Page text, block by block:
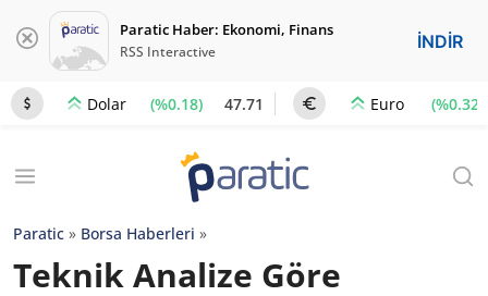
Paratic Haber: Ekonomi, Finans
RSS Interactive İNDİR
Dolar (%0.18) 47.71 Euro (%0.32)
Paratic » Borsa Haberleri »
Teknik Analize Göre